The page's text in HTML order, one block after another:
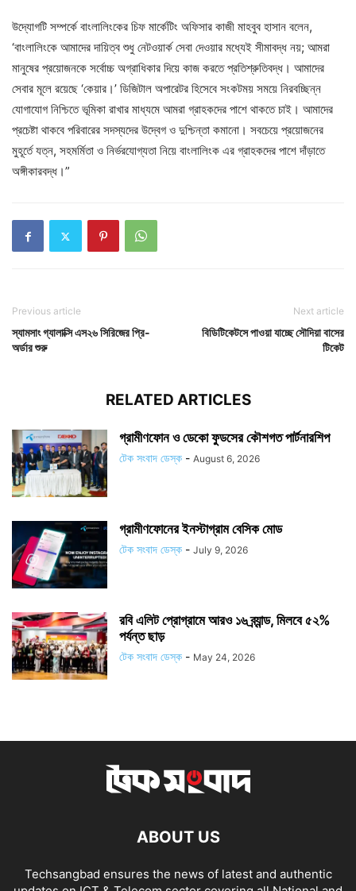
উদ্যোগটি সম্পর্কে বাংলালিংকের চিফ মার্কেটিং অফিসার কাজী মাহবুব হাসান বলেন,
‘বাংলালিংকে আমাদের দায়িত্ব শুধু নেটওয়ার্ক সেবা দেওয়ার মধ্যেই সীমাবদ্ধ নয়; আমরা
মানুষের প্রয়োজনকে সর্বোচ্চ অগ্রাধিকার দিয়ে কাজ করতে প্রতিশ্রুতিবদ্ধ। আমাদের
সেবার মূলে রয়েছে ‘কেয়ার।’ ডিজিটাল অপারেটর হিসেবে সংকটময় সময়ে নিরবচ্ছিন্ন
যোগাযোগ নিশ্চিতে ভূমিকা রাখার মাধ্যমে আমরা গ্রাহকদের পাশে থাকতে চাই। আমাদের
প্রচেষ্টা থাকবে পরিবারের সদস্যদের উদ্বেগ ও দুশ্চিন্তা কমানো। সবচেয়ে প্রয়োজনের
মুহূর্তে যত্ন, সহমর্মিতা ও নির্ভরযোগ্যতা নিয়ে বাংলালিংক এর গ্রাহকদের পাশে দাঁড়াতে
অঙ্গীকারবদ্ধ।”
Previous article
স্যামসাং গ্যালাক্সি এস২৬ সিরিজের প্রি-
অর্ডার শুরু
Next article
বিডিটিকেটসে পাওয়া যাচ্ছে সৌদিয়া বাসের
টিকেট
RELATED ARTICLES
গ্রামীণফোন ও ডেকো ফুডসের কৌশগত পার্টনারশিপ
টেক সংবাদ ডেস্ক - August 6, 2026
গ্রামীণফোনের ইনস্টাগ্রাম বেসিক মোড
টেক সংবাদ ডেস্ক - July 9, 2026
রবি এলিট প্রোগ্রামে আরও ১৬ ব্র্যান্ড, মিলবে ৫২%
পর্যন্ত ছাড়
টেক সংবাদ ডেস্ক - May 24, 2026
ABOUT US
Techsangbad ensures the news of latest and authentic